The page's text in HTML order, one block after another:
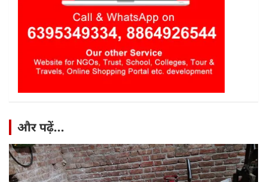
और पढ़ें...